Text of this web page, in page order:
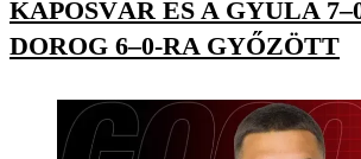
KAPOSVÁR ÉS A GYULA
DOROG 6–0-RA GYŐZÖTT